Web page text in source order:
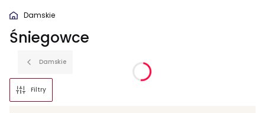
Damskie
Śniegowce
Damskie
Filtry